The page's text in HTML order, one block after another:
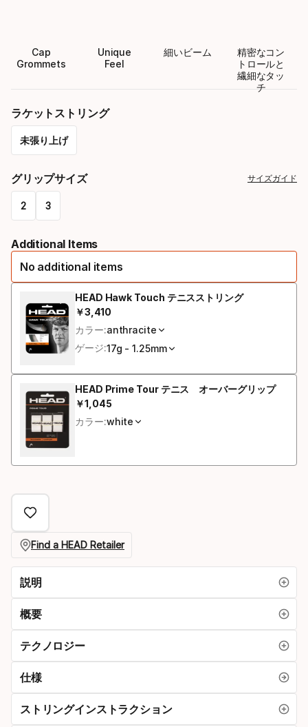
Cap
Grommets
Unique
Feel
細いビーム
精密なコン
トロールと
繊細なタッ
チ
ラケットストリング
未張り上げ
select
option:
ケ
ッ
ト
ト
リ
ン
グリップサイズ サイズガイド
2 3
select
option:
リ
ッ
プ
サ
ズ
Additional Items
No additional items
HEAD Hawk Touch テニスストリング
￥3 410
最終価格
カラー:anthracite
ゲージ:17g - 1.25mm
HEAD Prime Tour テニス オーバーグリップ
￥1 045
最終価格
カラー:white
Find a HEAD Retailer
説明
概要
テクノロジー
仕様
ストリングインストラクション